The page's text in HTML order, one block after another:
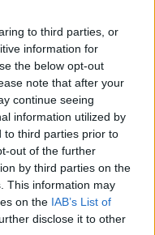
to third parties, or
information for
the below opt-out
note that after your
continue seeing
information utilized by
to third parties prior to
out of the further
by third parties on the
This information may
on the IAB’s List of
disclose it to other